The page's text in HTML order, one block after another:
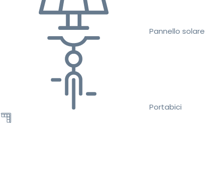
Pannello solare
Portabici